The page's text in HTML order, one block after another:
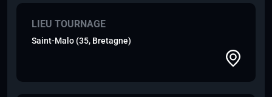
LIEU TOURNAGE
Saint-Malo (35, Bretagne)